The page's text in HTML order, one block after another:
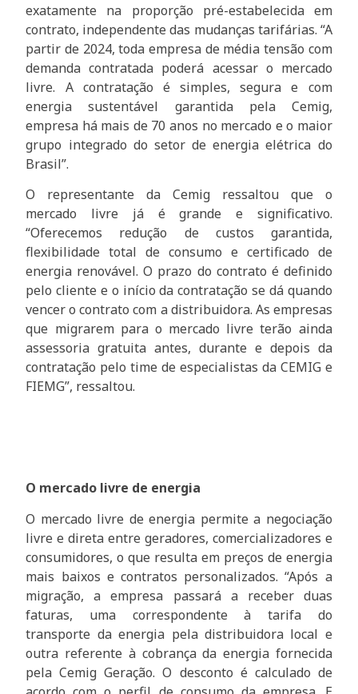
exatamente na proporção pré-estabelecida em
contrato, independente das mudanças tarifárias. “A
partir de 2024, toda empresa de média tensão com
demanda contratada poderá acessar o mercado
livre. A contratação é simples, segura e com
energia sustentável garantida pela Cemig,
empresa há mais de 70 anos no mercado e o maior
grupo integrado do setor de energia elétrica do
Brasil”.
O representante da Cemig ressaltou que o
mercado livre já é grande e significativo.
“Oferecemos redução de custos garantida,
flexibilidade total de consumo e certificado de
energia renovável. O prazo do contrato é definido
pelo cliente e o início da contratação se dá quando
vencer o contrato com a distribuidora. As empresas
que migrarem para o mercado livre terão ainda
assessoria gratuita antes, durante e depois da
contratação pelo time de especialistas da CEMIG e
FIEMG”, ressaltou.
O mercado livre de energia
O mercado livre de energia permite a negociação
livre e direta entre geradores, comercializadores e
consumidores, o que resulta em preços de energia
mais baixos e contratos personalizados. “Após a
migração, a empresa passará a receber duas
faturas, uma correspondente à tarifa do
transporte da energia pela distribuidora local e
outra referente à cobrança da energia fornecida
pela Cemig Geração. O desconto é calculado de